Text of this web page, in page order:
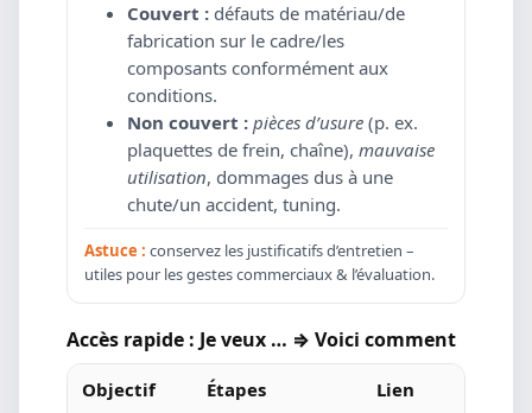
Couvert : défauts de matériau/de
fabrication sur le cadre/les
composants conformément aux
conditions.
Non couvert : pièces d’usure (p. ex.
plaquettes de frein, chaîne), mauvaise
utilisation, dommages dus à une
chute/un accident, tuning.
Astuce : conservez les justificatifs d’entretien –
utiles pour les gestes commerciaux & l’évaluation.
Accès rapide : Je veux … ⇒ Voici comment
Objectif Étapes Lien